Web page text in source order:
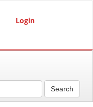
Login
Search